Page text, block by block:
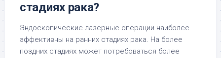
стадиях рака?
Эндоскопические лазерные операции наиболее
эффективны на ранних стадиях рака. На более
поздних стадиях может потребоваться более